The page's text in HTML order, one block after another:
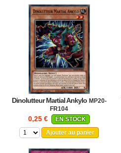
Dinolutteur Martial Ankylo MP20-
FR104
0,25 €
EN STOCK
Ajouter au panier